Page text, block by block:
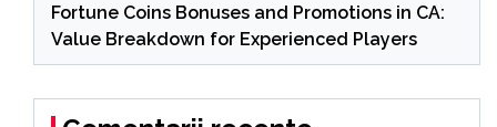
Fortune Coins Bonuses and Promotions in CA:
Value Breakdown for Experienced Players